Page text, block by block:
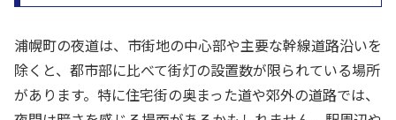
浦幌町の夜道は、市街地の中心部や主要な幹線道路沿いを
除くと、都市部に比べて街灯の設置数が限られている場所
があります。特に住宅街の奥まった道や郊外の道路では、